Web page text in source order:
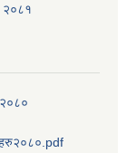
२०८१
२०८०